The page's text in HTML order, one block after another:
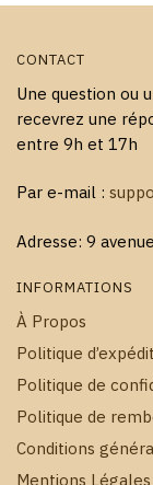
CONTACT
Une question ou
recevrez une
entre 9h et 17h
Par e-mail :
Adresse: 9
INFORMATIONS
À Propos
Politique
Politique de
Politique de
Conditions
Mentions Légales